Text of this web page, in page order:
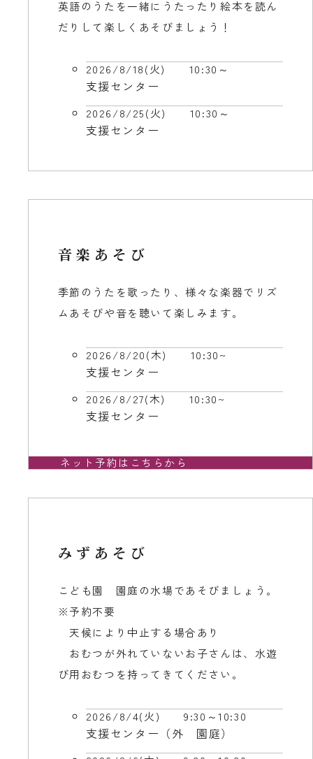
英語のうたを一緒にうたったり絵本を読ん
だりして楽しくあそびましょう！
2026/8/18(火) 10:30～
支援センター
2026/8/25(火) 10:30～
支援センター
音楽あそび
季節のうたを歌ったり、様々な楽器でリズ
ムあそびや音を聴いて楽しみます。
2026/8/20(木) 10:30~
支援センター
2026/8/27(木) 10:30~
支援センター
ネット予約はこちらから
みずあそび
こども園 園庭の水場であそびましょう。
※予約不要
天候により中止する場合あり
おむつが外れていないお子さんは、水遊
び用おむつを持ってきてください。
2026/8/4(火) 9:30～10:30
支援センター（外 園庭）